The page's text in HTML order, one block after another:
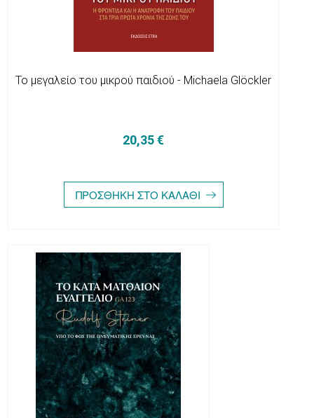
Το μεγαλείο του μικρού παιδιού - Michaela Glöckler
20,35 €